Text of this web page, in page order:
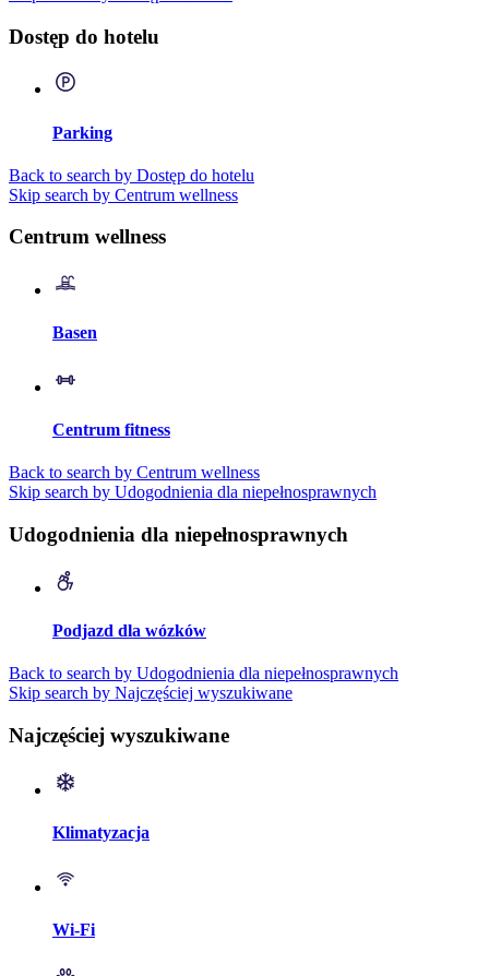
Dostęp do hotelu
Parking
Back to search by Dostęp do hotelu
Skip search by Centrum wellness
Centrum wellness
Basen
Centrum fitness
Back to search by Centrum wellness
Skip search by Udogodnienia dla niepełnosprawnych
Udogodnienia dla niepełnosprawnych
Podjazd dla wózków
Back to search by Udogodnienia dla niepełnosprawnych
Skip search by Najczęściej wyszukiwane
Najczęściej wyszukiwane
Klimatyzacja
Wi-Fi